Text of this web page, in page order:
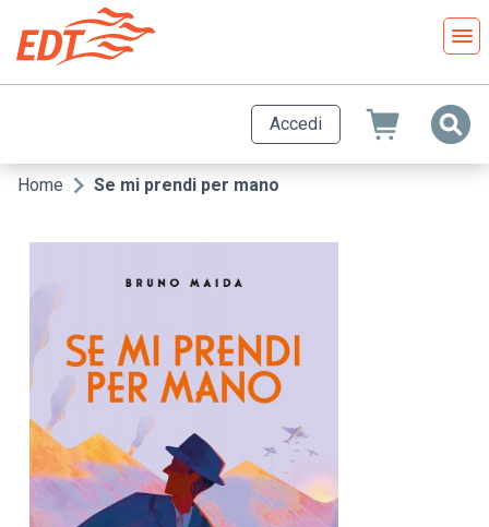
contenuto
principale
Accedi
Briciole
Home Se mi prendi per mano